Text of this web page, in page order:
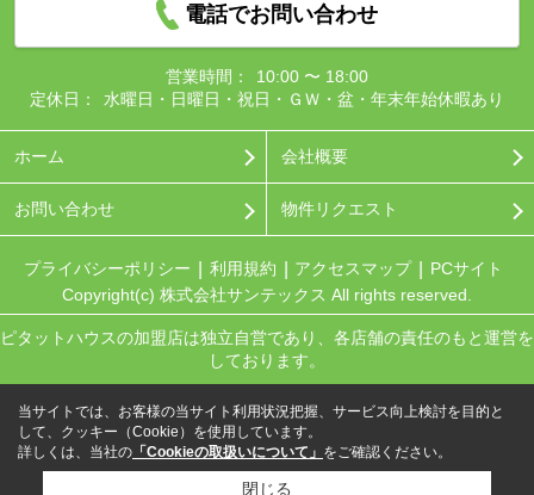
電話でお問い合わせ
営業時間：
10:00 〜 18:00
定休日：
水曜日・日曜日・祝日・ＧＷ・盆・年末年始休暇あり
ホーム 会社概要
お問い合わせ 物件リクエスト
プライバシーポリシー 利用規約 アクセスマップ
PCサイト
Copyright(c) 株式会社サンテックス All rights reserved.
ピタットハウスの加盟店は独立自営であり、各店舗の責任のもと運営を
しております。
当サイトでは、お客様の当サイト利用状況把握、サービス向上検討を目的と
して、クッキー（Cookie）を使用しています。
詳しくは、当社の 「Cookieの取扱いについて」 をご確認ください。
閉じる